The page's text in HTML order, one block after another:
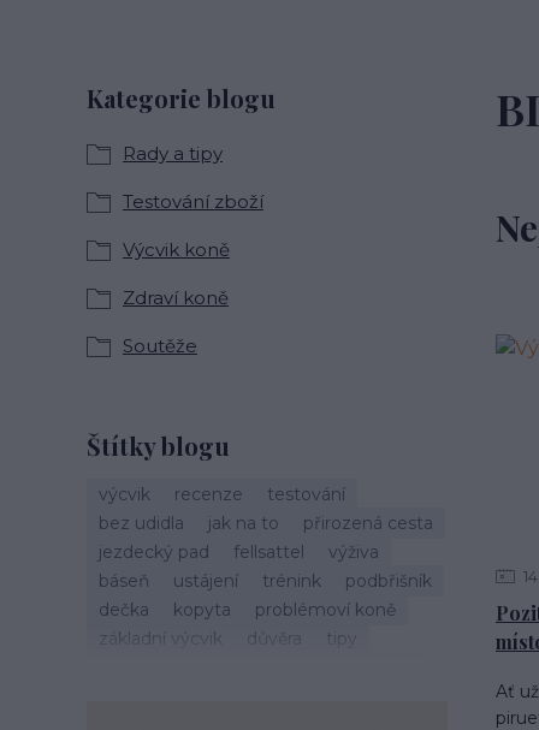
Kategorie blogu
Rady a tipy
Testování zboží
Výcvik koně
Zdraví koně
Soutěže
Štítky blogu
výcvik recenze
testování
bez udidla
jak na to
přirozená cesta
jezdecký pad
fellsattel
výživa
báseň
ustájení trénink
podbřišník
dečka
kopyta
problémoví koně
základní výcvik
důvěra
tipy
14
Ať